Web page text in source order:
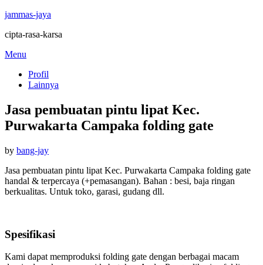
jammas-jaya
cipta-rasa-karsa
Skip
content
Menu
Profil
Lainnya
Jasa pembuatan pintu lipat Kec.
Purwakarta Campaka folding gate
by bang-jayPosted
Jasa pembuatan pintu lipat Kec. Purwakarta Campaka folding gate
handal & terpercaya (+pemasangan). Bahan : besi, baja ringan
berkualitas. Untuk toko, garasi, gudang dll.
Spesifikasi
Kami dapat memproduksi folding gate dengan berbagai macam